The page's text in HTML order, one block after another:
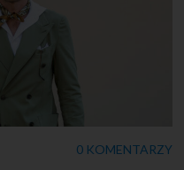
0 KOMENTARZY